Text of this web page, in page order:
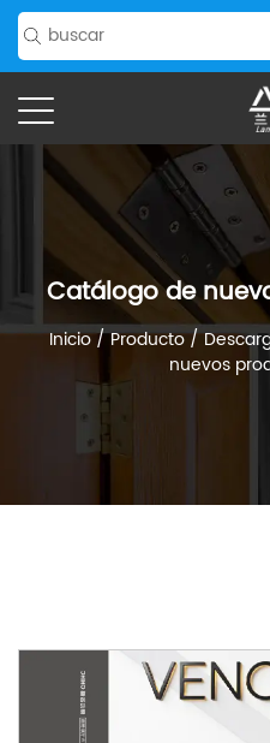
Catálogo de
Inicio/Producto/
nuevos